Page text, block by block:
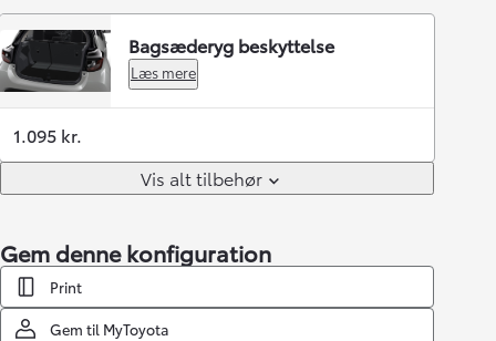
Bagsæderyg beskyttelse
Læs mere
1.095 kr.
Vis alt tilbehør
Gem denne konfiguration
Print
Gem til MyToyota